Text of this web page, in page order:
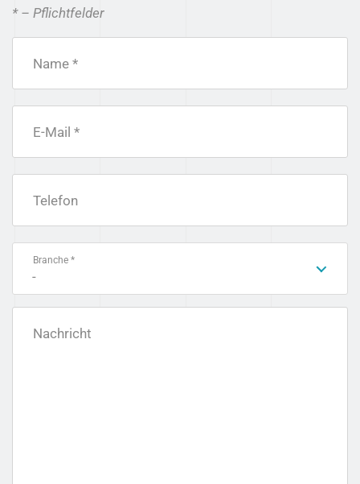
* – Pflichtfelder
Name *
E-Mail *
Telefon
Branche *
-
Nachricht